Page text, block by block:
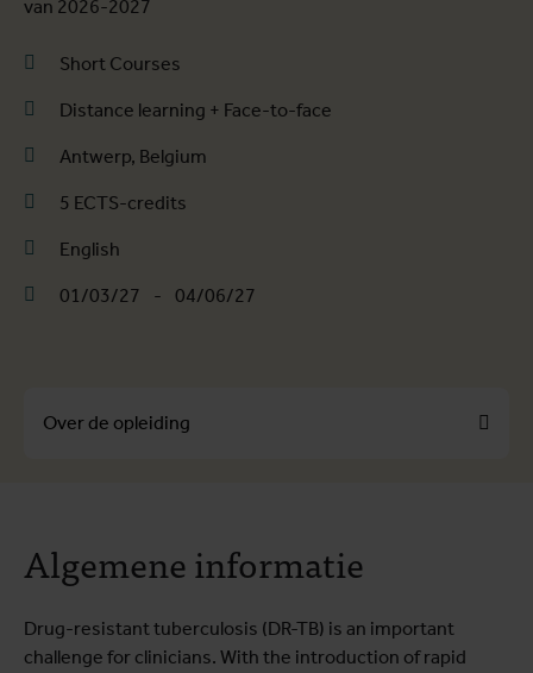
van 2026-2027
Short Courses
Distance learning + Face-to-face
Antwerp, Belgium
5 ECTS-credits
English
01/03/27 - 04/06/27
Over de opleiding
Opleidingsprogramma
Praktische informatie
Algemene informatie
Drug-resistant tuberculosis (DR-TB) is an important
challenge for clinicians. With the introduction of rapid